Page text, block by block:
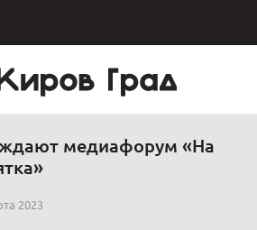
медиафорум «На
2023